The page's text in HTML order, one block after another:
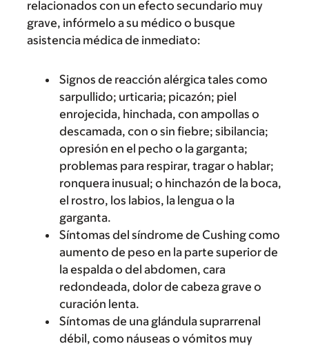
relacionados con un efecto secundario muy
grave, infórmelo a su médico o busque
asistencia médica de inmediato:
Signos de reacción alérgica tales como
sarpullido; urticaria; picazón; piel
enrojecida, hinchada, con ampollas o
descamada, con o sin fiebre; sibilancia;
opresión en el pecho o la garganta;
problemas para respirar, tragar o hablar;
ronquera inusual; o hinchazón de la boca,
el rostro, los labios, la lengua o la
garganta.
Síntomas del síndrome de Cushing como
aumento de peso en la parte superior de
la espalda o del abdomen, cara
redondeada, dolor de cabeza grave o
curación lenta.
Síntomas de una glándula suprarrenal
débil, como náuseas o vómitos muy